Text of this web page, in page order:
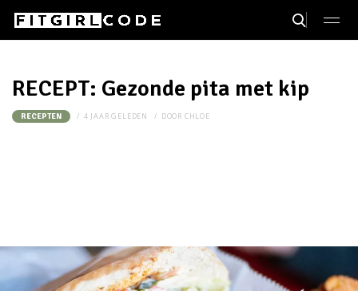
RECEPT: Gezonde pita met kip
RECEPTEN 4 JAAR GELEDEN DOOR CHLOE